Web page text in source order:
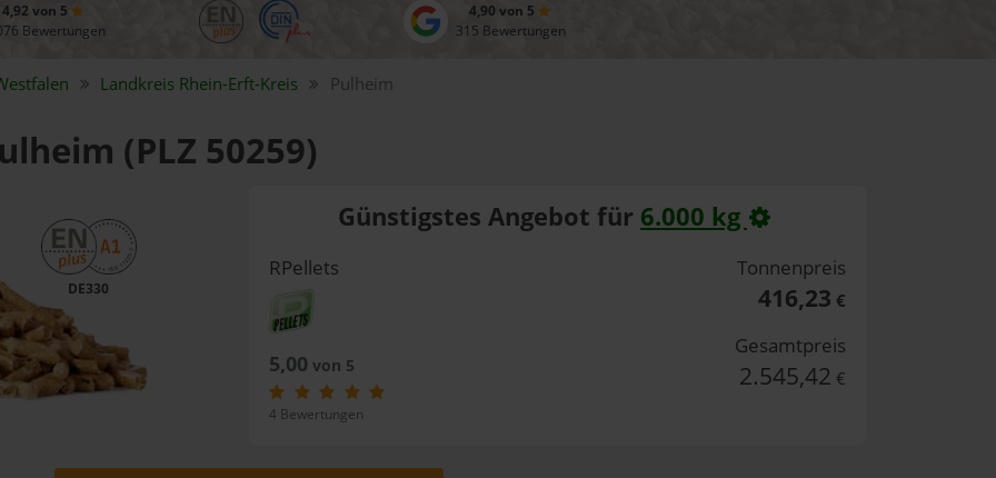
4,92 von 5
Bewertungen
4,90 von 5
315 Bewertungen
Landkreis Rhein-Erft-Kreis Pulheim
(PLZ 50259)
DE330
Günstigstes Angebot für 6.000 kg
RPellets
5,00 von 5
4 Bewertungen
Tonnenpreis
416,23 €
Gesamtpreis
2.545,42 €